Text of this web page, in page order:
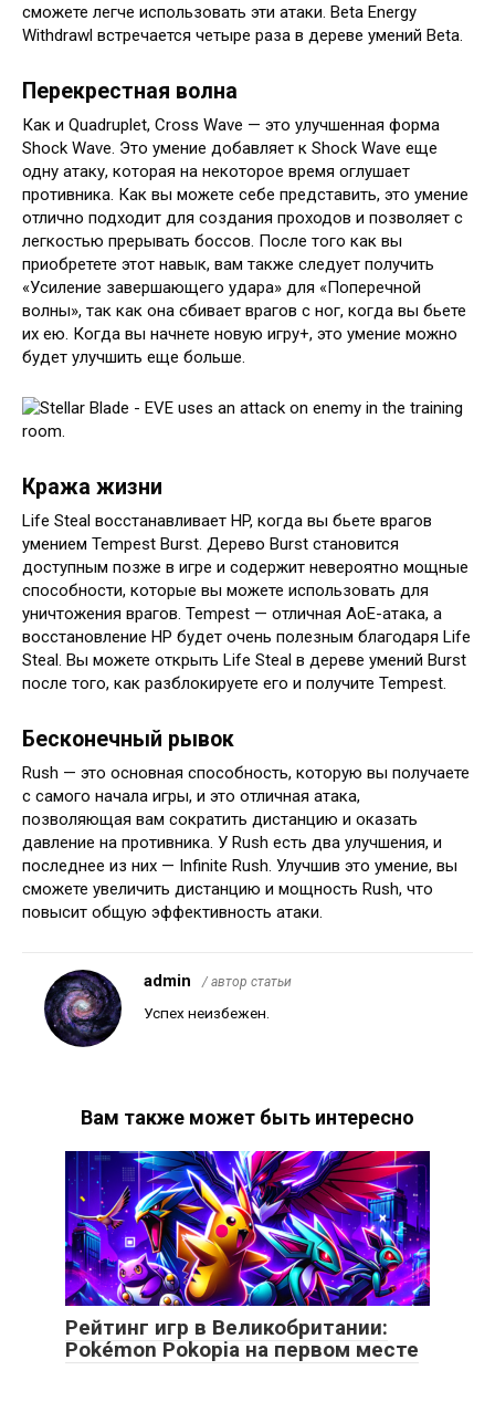
сможете легче использовать эти атаки. Beta Energy
Withdrawl встречается четыре раза в дереве умений Beta.
Перекрестная волна
Как и Quadruplet, Cross Wave — это улучшенная форма
Shock Wave. Это умение добавляет к Shock Wave еще
одну атаку, которая на некоторое время оглушает
противника. Как вы можете себе представить, это умение
отлично подходит для создания проходов и позволяет с
легкостью прерывать боссов. После того как вы
приобретете этот навык, вам также следует получить
«Усиление завершающего удара» для «Поперечной
волны», так как она сбивает врагов с ног, когда вы бьете
их ею. Когда вы начнете новую игру+, это умение можно
будет улучшить еще больше.
Кража жизни
Life Steal восстанавливает HP, когда вы бьете врагов
умением Tempest Burst. Дерево Burst становится
доступным позже в игре и содержит невероятно мощные
способности, которые вы можете использовать для
уничтожения врагов. Tempest — отличная АоЕ-атака, а
восстановление HP будет очень полезным благодаря Life
Steal. Вы можете открыть Life Steal в дереве умений Burst
после того, как разблокируете его и получите Tempest.
Бесконечный рывок
Rush — это основная способность, которую вы получаете
с самого начала игры, и это отличная атака,
позволяющая вам сократить дистанцию и оказать
давление на противника. У Rush есть два улучшения, и
последнее из них — Infinite Rush. Улучшив это умение, вы
сможете увеличить дистанцию и мощность Rush, что
повысит общую эффективность атаки.
admin / автор статьи
Успех неизбежен.
Вам также может быть интересно
Рейтинг игр в Великобритании:
Pokémon Pokopia на первом месте